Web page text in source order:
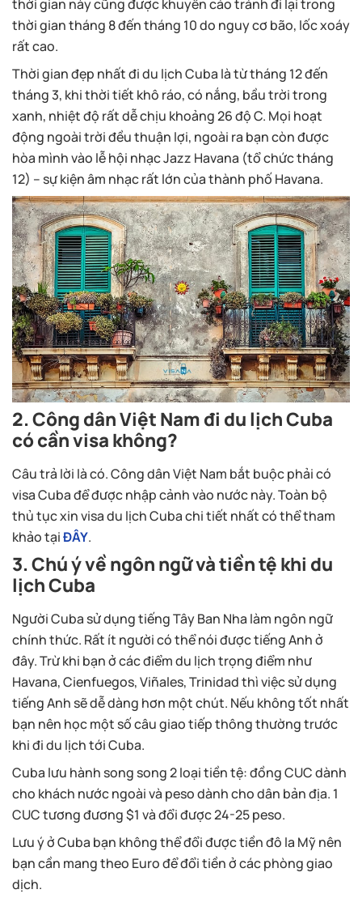
thời gian này cũng được khuyến cáo tránh đi lại trong
thời gian tháng 8 đến tháng 10 do nguy cơ bão, lốc xoáy
rất cao.
Thời gian đẹp nhất đi du lịch Cuba là từ tháng 12 đến
tháng 3, khi thời tiết khô ráo, có nắng, bầu trời trong
xanh, nhiệt độ rất dễ chịu khoảng 26 độ C. Mọi hoạt
động ngoài trời đều thuận lợi, ngoài ra bạn còn được
hòa mình vào lễ hội nhạc Jazz Havana (tổ chức tháng
12) – sự kiện âm nhạc rất lớn của thành phố Havana.
2. Công dân Việt Nam đi du lịch Cuba
có cần visa không?
Câu trả lời là có. Công dân Việt Nam bắt buộc phải có
visa Cuba để được nhập cảnh vào nước này. Toàn bộ
thủ tục xin visa du lịch Cuba chi tiết nhất có thể tham
khảo tạiĐÂY.
3. Chú ý về ngôn ngữ và tiền tệ khi du
lịch Cuba
Người Cuba sử dụng tiếng Tây Ban Nha làm ngôn ngữ
chính thức. Rất ít người có thể nói được tiếng Anh ở
đây. Trừ khi bạn ở các điểm du lịch trọng điểm như
Havana, Cienfuegos, Viñales, Trinidad thì việc sử dụng
tiếng Anh sẽ dễ dàng hơn một chút. Nếu không tốt nhất
bạn nên học một số câu giao tiếp thông thường trước
khi đi du lịch tới Cuba.
Cuba lưu hành song song 2 loại tiền tệ: đồng CUC dành
cho khách nước ngoài và peso dành cho dân bản địa. 1
CUC tương đương $1 và đổi được 24-25 peso.
Lưu ý ở Cuba bạn không thể đổi được tiền đô la Mỹ nên
bạn cần mang theo Euro để đổi tiền ở các phòng giao
dịch.